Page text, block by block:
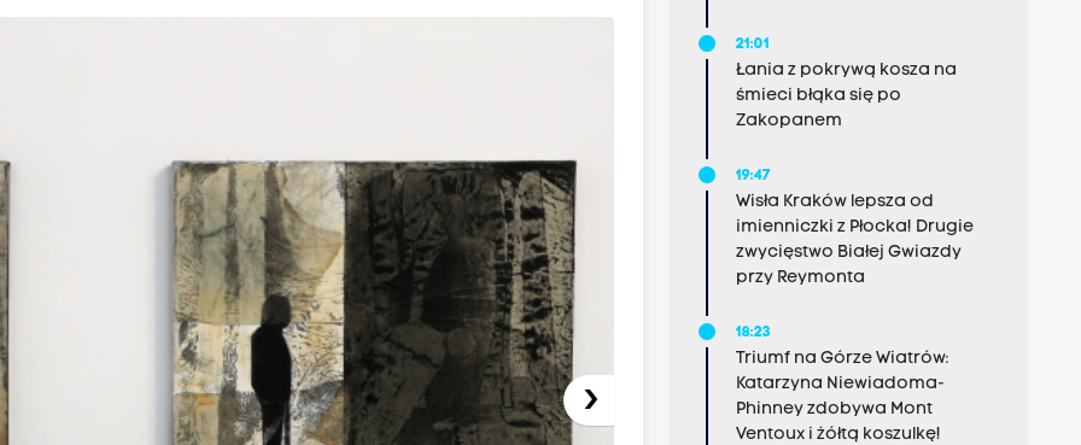
›
21:01
Łania z pokrywą kosza na
śmieci błąka się po
Zakopanem
19:47
Wisła Kraków lepsza od
imienniczki z Płocka! Drugie
zwycięstwo Białej Gwiazdy
przy Reymonta
18:23
Triumf na Górze Wiatrów:
Katarzyna Niewiadoma-
Phinney zdobywa Mont
Ventoux i żółtą koszulkę!